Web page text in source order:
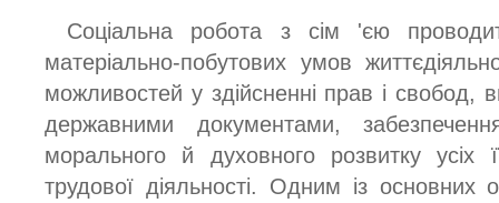
Соціальна робота з сім 'єю
матеріально-побутових умов
можливостей у здійсненні прав і свобод,
державними документами,
морального й духовного розвитку усіх
трудової діяльності. Одним із основних